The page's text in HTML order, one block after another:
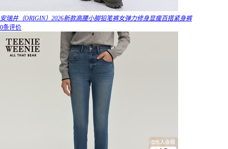
安瑞井（ORIGIN）2026新款高腰小脚铅笔裤女弹力修身显瘦百搭紧身裤
0条评价